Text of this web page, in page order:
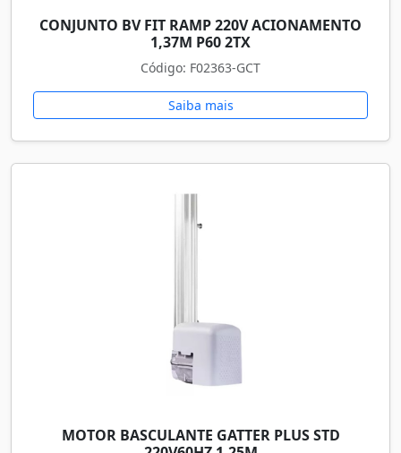
CONJUNTO BV FIT RAMP 220V ACIONAMENTO
1,37M P60 2TX
Código: F02363-GCT
Saiba mais
MOTOR BASCULANTE GATTER PLUS STD